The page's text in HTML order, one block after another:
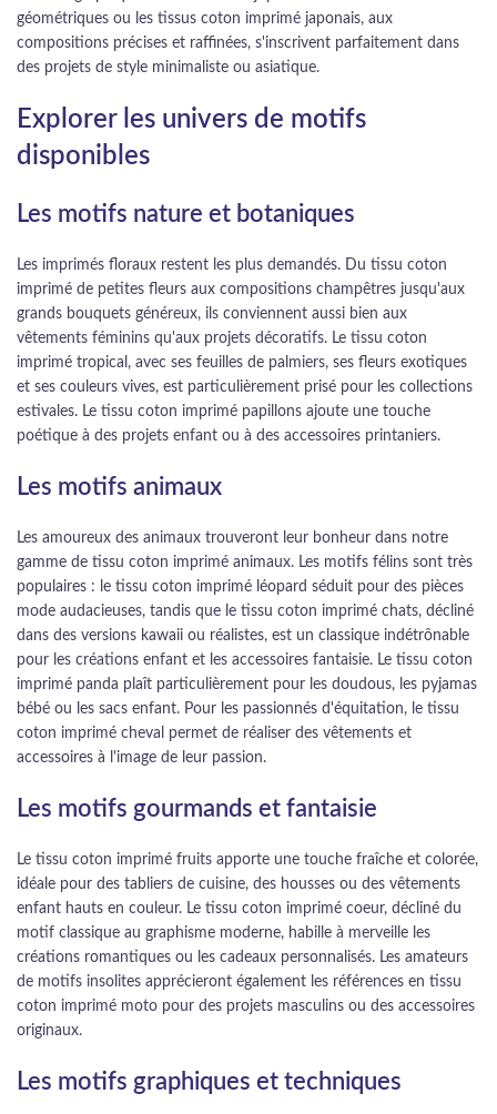
géométriques ou les tissus coton imprimé japonais, aux
compositions précises et raffinées, s'inscrivent parfaitement dans
des projets de style minimaliste ou asiatique.
Explorer les univers de motifs
disponibles
Les motifs nature et botaniques
Les imprimés floraux restent les plus demandés. Du tissu coton
imprimé de petites fleurs aux compositions champêtres jusqu'aux
grands bouquets généreux, ils conviennent aussi bien aux
vêtements féminins qu'aux projets décoratifs. Le tissu coton
imprimé tropical, avec ses feuilles de palmiers, ses fleurs exotiques
et ses couleurs vives, est particulièrement prisé pour les collections
estivales. Le tissu coton imprimé papillons ajoute une touche
poétique à des projets enfant ou à des accessoires printaniers.
Les motifs animaux
Les amoureux des animaux trouveront leur bonheur dans notre
gamme de tissu coton imprimé animaux. Les motifs félins sont très
populaires : le tissu coton imprimé léopard séduit pour des pièces
mode audacieuses, tandis que le tissu coton imprimé chats, décliné
dans des versions kawaii ou réalistes, est un classique indétrônable
pour les créations enfant et les accessoires fantaisie. Le tissu coton
imprimé panda plaît particulièrement pour les doudous, les pyjamas
bébé ou les sacs enfant. Pour les passionnés d'équitation, le tissu
coton imprimé cheval permet de réaliser des vêtements et
accessoires à l'image de leur passion.
Les motifs gourmands et fantaisie
Le tissu coton imprimé fruits apporte une touche fraîche et colorée,
idéale pour des tabliers de cuisine, des housses ou des vêtements
enfant hauts en couleur. Le tissu coton imprimé coeur, décliné du
motif classique au graphisme moderne, habille à merveille les
créations romantiques ou les cadeaux personnalisés. Les amateurs
de motifs insolites apprécieront également les références en tissu
coton imprimé moto pour des projets masculins ou des accessoires
originaux.
Les motifs graphiques et techniques